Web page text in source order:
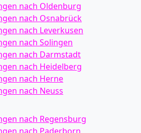
nach Oldenburg
nach Osnabrück
nach Leverkusen
nach Solingen
nach Darmstadt
nach Heidelberg
nach Herne
nach Neuss
nach Regensburg